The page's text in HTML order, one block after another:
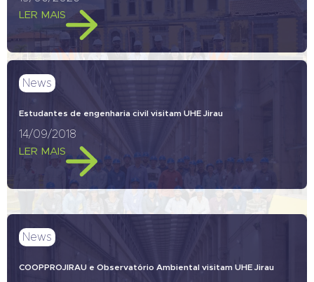
LER MAIS
News
Estudantes de engenharia civil visitam UHE Jirau
14/09/2018
LER MAIS
News
COOPPROJIRAU e Observatório Ambiental visitam UHE Jirau